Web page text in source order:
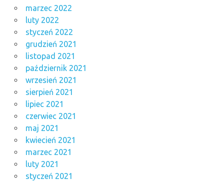
marzec 2022
luty 2022
styczeń 2022
grudzień 2021
listopad 2021
październik 2021
wrzesień 2021
sierpień 2021
lipiec 2021
czerwiec 2021
maj 2021
kwiecień 2021
marzec 2021
luty 2021
styczeń 2021